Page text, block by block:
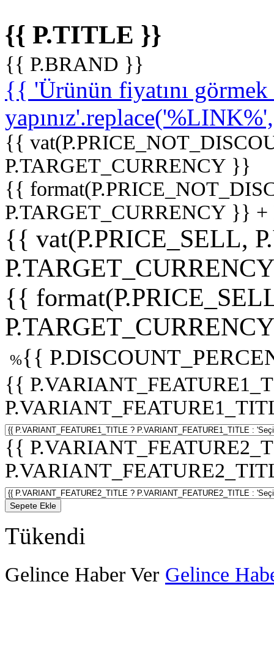
{{ P.TITLE }}
{{ P.BRAND }}
{{ 'Ürünün fiyatını
{{
P.TARGET_CURRENCY }}
{{
P.TARGET_CURRENCY }}
{{ vat(P.PRICE_SELL,
{{
%{{
{{
{{
Sepete Ekle
Tükendi
Gelince Haber Ver Gelince